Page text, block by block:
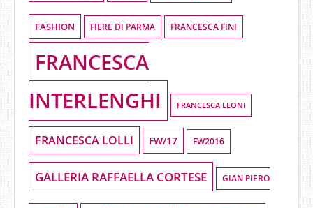
FASHION FIERE DI PARMA FRANCESCA FINI
FRANCESCA
INTERLENGHI
FRANCESCA LEONI
FRANCESCA LOLLI FW/17 FW2016
GALLERIA RAFFAELLA CORTESE GIAN PIERO